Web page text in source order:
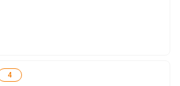
4